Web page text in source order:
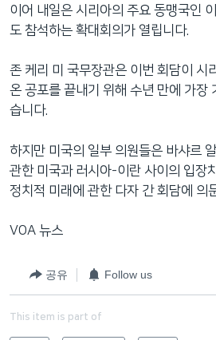
로
이
이어 내일은 시리아의 주요 동맹국인
도 참석하는 확대회의가 열립니다.
존 케리 미 국무장관은 이번 회담이 시
온 공포를 끝내기 위해 수년 만에 가장
습니다.
하지만 미국의 일부 의원들은 바샤르
관한 미국과 러시아-이란 사이의 입장
정치적 미래에 관한 다자 간 회담에 의
VOA 뉴스
공유 Follow us
This item is part of